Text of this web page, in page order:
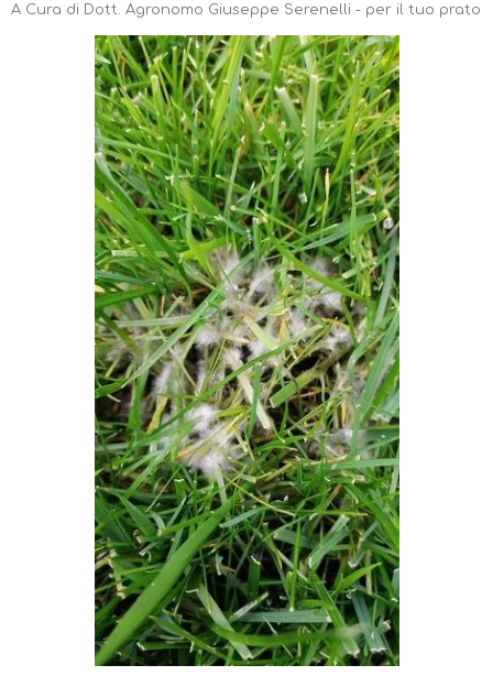
A Cura di Dott. Agronomo Giuseppe Serenelli - per il tuo prato